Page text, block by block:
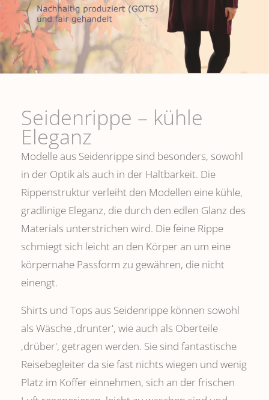
Seidenrippe­ – kühle
Eleganz
Modelle aus Seidenrippe sind besonders, sowohl
in der Optik als auch in der Haltbarkeit. Die
Rippenstruktur verleiht den Modellen eine kühle,
gradlinige Eleganz, die durch den edlen Glanz des
Materials unterstrichen wird. Die feine Rippe
schmiegt sich leicht an den Körper an um eine
körpernahe Passform zu gewähren, die nicht
einengt.
Shirts und Tops aus Seidenrippe können sowohl
als Wäsche ,drunter', wie auch als Oberteile
‚drüber', getragen werden. Sie sind fantastische
Reisebegleiter da sie fast nichts wiegen und wenig
Platz im Koffer einnehmen, sich an der frischen